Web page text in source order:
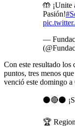
🤲 ¡Unite
Pasión!
—
Con este resultado
puntos, tres menos
venció este domingo
⚫🔴⚫
🏆